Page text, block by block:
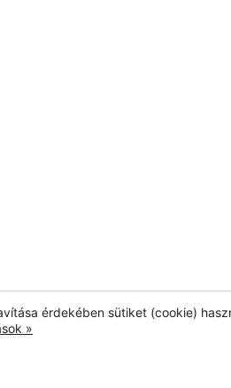
érdekében sütiket (cookie)
»